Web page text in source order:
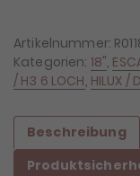
9x18
ET10
6x139,7
Menge
Artikelnummer:
Kategorien: 18",
/ H3 6 LOCH, HILUX /
Beschreibung